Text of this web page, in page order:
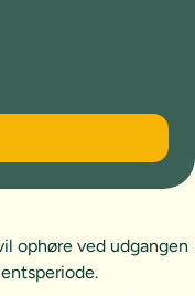
ophøre ved udgangen